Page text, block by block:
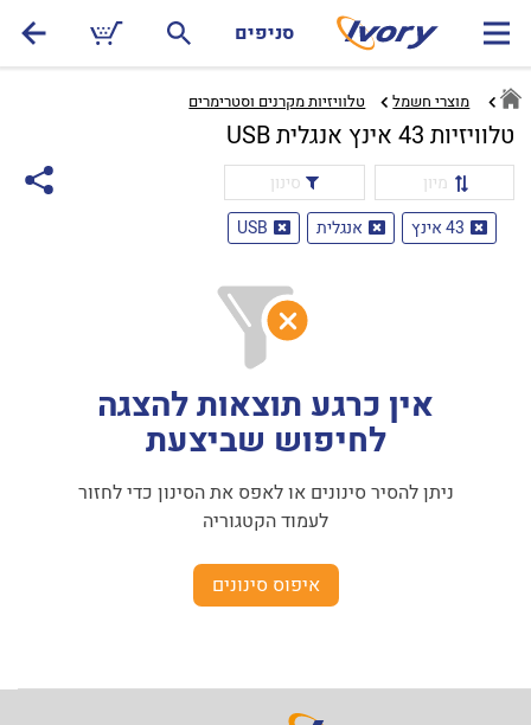
סניפים
מוצרי חשמל טלוויזיות מקרנים וסטרימרים‏
טלוויזיות 43 אינץ אנגלית USB
מיון
סינון
43 אינץ
אנגלית USB
אין כרגע תוצאות להצגה
לחיפוש שביצעת
ניתן להסיר סינונים או לאפס את הסינון כדי לחזור
לעמוד הקטגוריה
איפוס סינונים